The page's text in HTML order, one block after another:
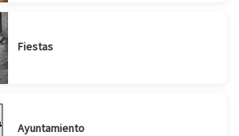
Fiestas
Ayuntamiento